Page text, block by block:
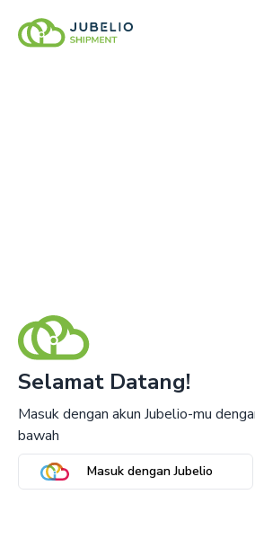
Selamat Datang!
Masuk dengan akun Jubelio-mu
bawah
Masuk dengan Jubelio